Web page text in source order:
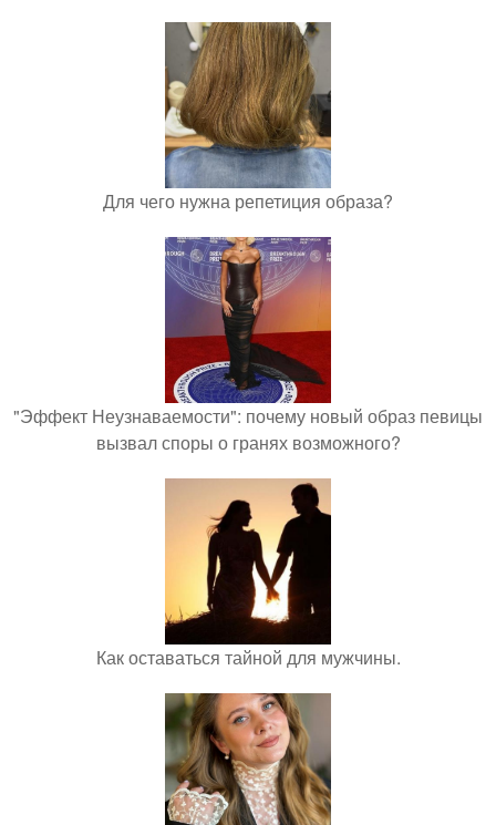
Для чего нужна репетиция образа?
"Эффект Неузнаваемости": почему новый образ певицы
вызвал споры о гранях возможного?
Как оставаться тайной для мужчины.